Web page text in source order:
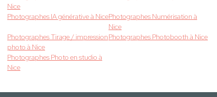
Nice
Photographes IA générative à NicePhotographes Numérisation à
Nice
Photographes Tirage / impression
photo à Nice
Photographes Photobooth à Nice
Photographes Photo en studio à
Nice